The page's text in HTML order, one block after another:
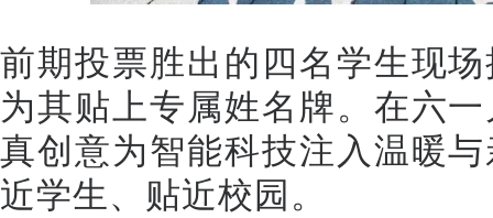
前期投票胜出的四名学生现
为其贴上专属姓名牌。在六
真创意为智能科技注入温暖
近学生、贴近校园。